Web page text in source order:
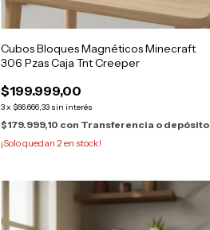
Cubos Bloques Magnéticos Minecraft
306 Pzas Caja Tnt Creeper
$199.999,00
3x $66.666,33 sin interés
$179.999,10 con Transferencia o depósito
¡Solo quedan 2en stock!